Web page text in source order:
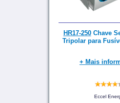
HR17-250Chave
Tripolar para
+ Mais
Eccel